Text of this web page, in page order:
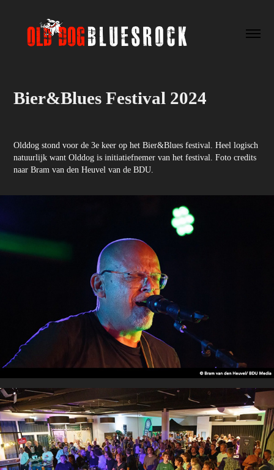
Bier&Blues Festival 2024
Olddog stond voor de 3e keer op het Bier&Blues festival. Heel logisch
natuurlijk want Olddog is initiatiefnemer van het festival. Foto credits
naar Bram van den Heuvel van de BDU.